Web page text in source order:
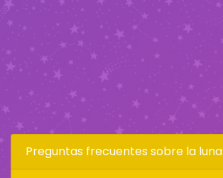
Preguntas frecuentes sobre la luna